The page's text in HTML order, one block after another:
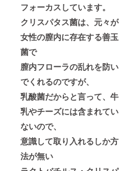
フォーカスしています。
クリスパタス菌は、元々が
女性の膣内に存在する善玉
菌で
膣内フローラの乱れを防い
でくれるのですが、
乳酸菌だからと言って、牛
乳やチーズには含まれてい
ないので、
意識して取り入れるしか方
法が無い